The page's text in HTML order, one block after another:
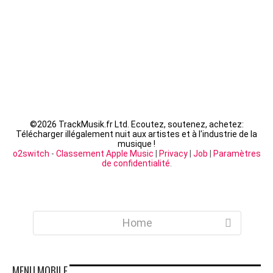
©2026 TrackMusik.fr Ltd. Ecoutez, soutenez, achetez:
Télécharger illégalement nuit aux artistes et à l'industrie de la
musique !
o2switch - Classement Apple Music Privacy| Job
Paramètres
de confidentialité
Home